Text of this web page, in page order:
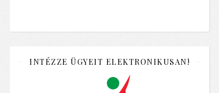
INTÉZZE ÜGYEIT ELEKTRONIKUSAN!